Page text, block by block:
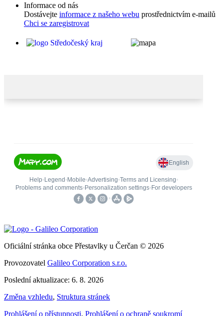
Informace od nás
Dostávejte informace z našeho webu prostřednictvím e-mailů
Chci se zaregistrovat
Oficiální stránka obce Přestavlky u Čerčan © 2026
Provozovatel Galileo Corporation s.r.o.
Poslední aktualizace: 6. 8. 2026
Změna vzhledu, Struktura stránek
Prohlášení o přístupnosti, Prohlášení o ochraně soukromí